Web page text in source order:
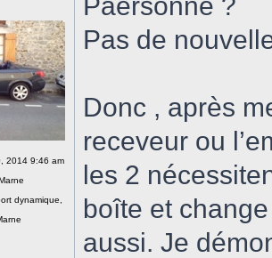
2014 9:46 am
dynamique,
Pas de
Donc , après
receveur ou
les 2
boîte et
aussi. Je